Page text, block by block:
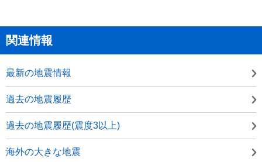
関連情報
最新の地震情報
過去の地震履歴
過去の地震履歴(震度3以上)
海外の大きな地震